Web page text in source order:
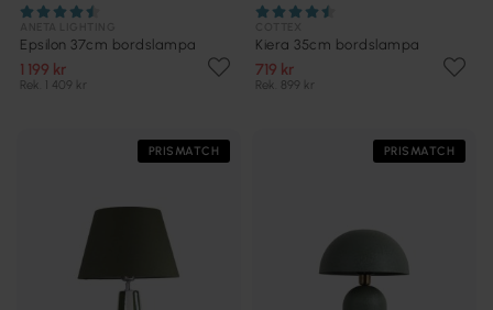
Epsilon 37cm bordslampa
1 199 kr
Rek. 1 409 kr
Kiera 35cm bordslampa
719 kr
Rek. 899 kr
PRISMATCH PRISMATCH